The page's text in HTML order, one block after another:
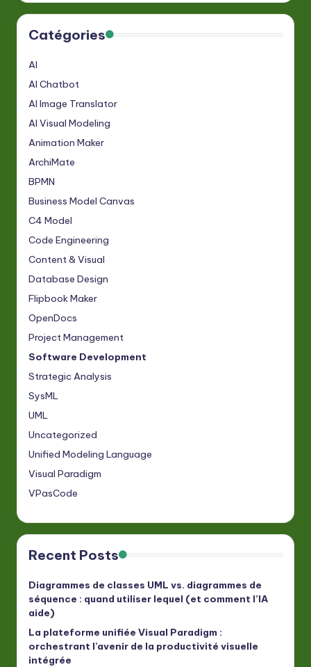
n
Catégories
AI
AI Chatbot
AI Image Translator
AI Visual Modeling
Animation Maker
ArchiMate
BPMN
Business Model Canvas
C4 Model
Code Engineering
Content & Visual
Database Design
Flipbook Maker
OpenDocs
Project Management
Software Development
Strategic Analysis
SysML
UML
Uncategorized
Unified Modeling Language
Visual Paradigm
VPasCode
Recent Posts
Diagrammes de classes UML vs. diagrammes de
séquence : quand utiliser lequel (et comment l’IA
aide)
La plateforme unifiée Visual Paradigm :
orchestrant l’avenir de la productivité visuelle
intégrée